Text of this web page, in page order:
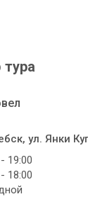
ул. Янки
19:00
18:00